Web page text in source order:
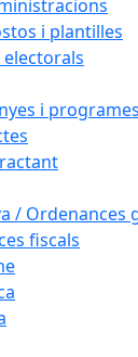
i plantilles
electorals
i programes
/ Ordenances
fiscals